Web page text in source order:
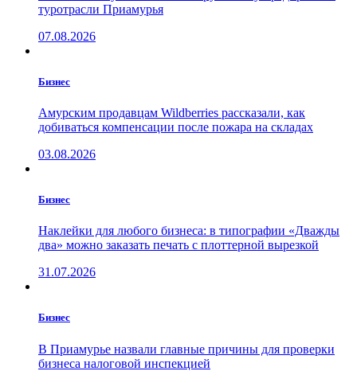
туротрасли Приамурья
07.08.2026
Бизнес
Амурским продавцам Wildberries рассказали, как
добиваться компенсации после пожара на складах
03.08.2026
Бизнес
Наклейки для любого бизнеса: в типографии «Дважды
два» можно заказать печать с плоттерной вырезкой
31.07.2026
Бизнес
В Приамурье назвали главные причины для проверки
бизнеса налоговой инспекцией